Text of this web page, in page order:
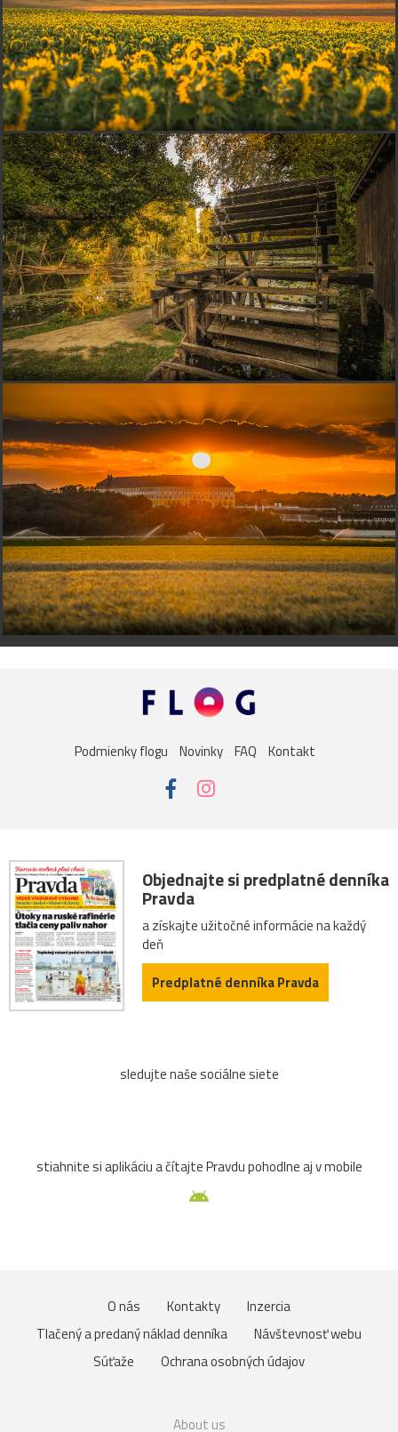
Podmienky flogu Novinky FAQ Kontakt
Objednajte si predplatné denníka
Pravda
a získajte užitočné informácie na každý
deň
Predplatné denníka Pravda
sledujte naše sociálne siete
stiahnite si aplikáciu a čítajte Pravdu pohodlne aj v mobile
O nás Kontakty
Inzercia
Tlačený a predaný náklad denníka
Návštevnosť webu
Súťaže
Ochrana osobných údajov
About us